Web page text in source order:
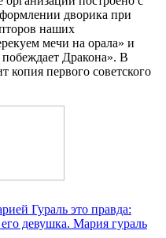
дворика при
наших
мечи на орала» и
Дракона». В
копия первого советского
Гураль это правда:
девушка. Мария гураль